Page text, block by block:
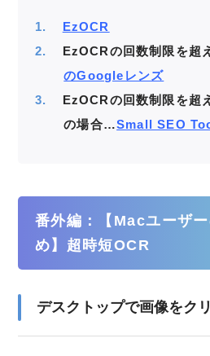
EzOCR
EzOCRの回数制限を超
のGoogleレンズ
EzOCRの回数制限を超
の場合…Small SEO
番外編：【Macユーザ
め】超時短OCR
デスクトップで画像をク